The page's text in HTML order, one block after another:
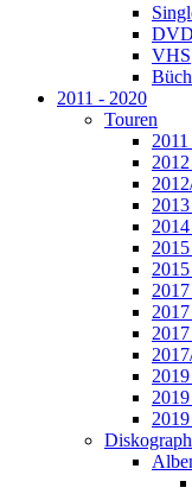
VHS
2011 - 2020
Touren